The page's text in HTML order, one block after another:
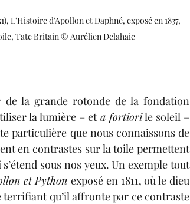
L'Histoire d'Apollon et Daphné, exposé en 1837,
Tate Britain © Aurélien Delahaie
la grande rotonde de la fondation
la lumière – et a fortiori le soleil –
particulière que nous connaissons de
en contrastes sur la toile permettent
sous nos yeux. Un exemple tout
et Python exposé en 1811, où le dieu
qu’il affronte par ce contraste